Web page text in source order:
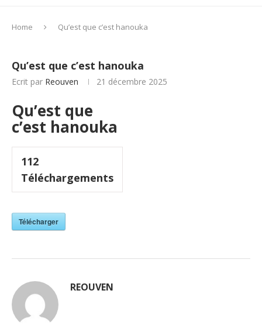
Home Qu’est que c’est hanouka
Qu’est que c’est hanouka
Ecrit par Reouven 21 décembre 2025
Qu’est que
c’est hanouka
112
Téléchargements
Télécharger
REOUVEN